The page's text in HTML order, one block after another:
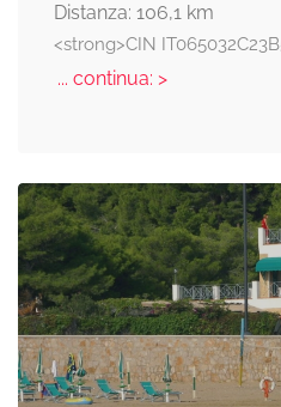
Distanza: 106,1 km
<strong>CIN
... continua: >